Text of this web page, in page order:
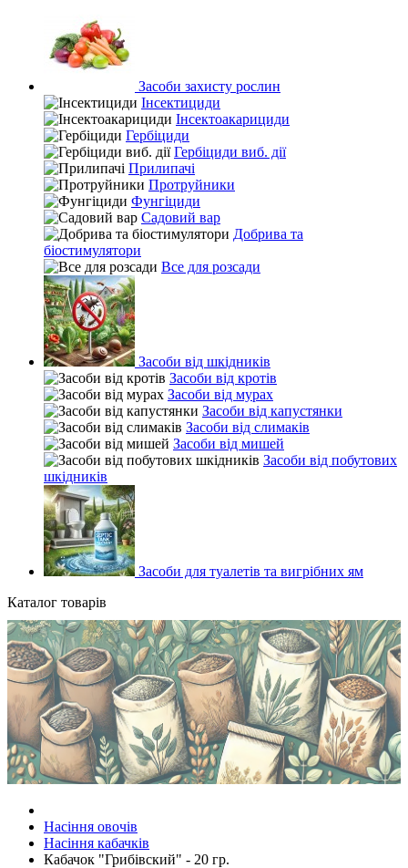
Засоби захисту рослин
Інсектициди
Інсектоакарициди
Гербіциди
Гербіциди виб. дії
Прилипачі
Протруйники
Фунгіциди
Садовий вар
Добрива та
біостимулятори
Все для розсади
Засоби від шкідників
Засоби від кротів
Засоби від мурах
Засоби від капустянки
Засоби від слимаків
Засоби від мишей
Засоби від побутових
шкідників
Засоби для туалетів та вигрібних ям
Каталог товарів
Насіння овочів
Насіння кабачків
Кабачок "Грибівский" - 20 гр.